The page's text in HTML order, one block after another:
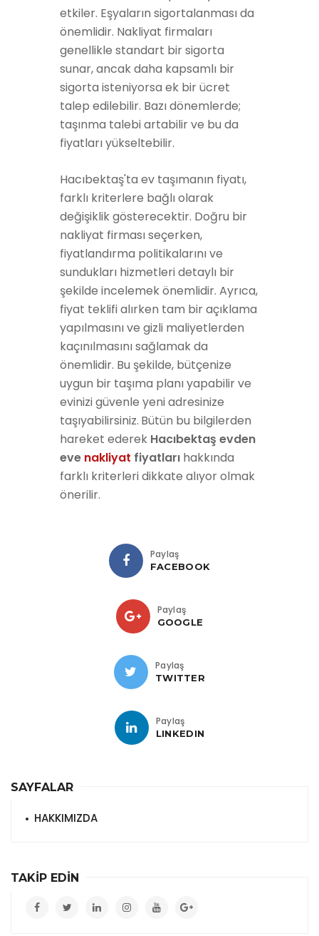
etkiler. Eşyaların sigortalanması da
önemlidir. Nakliyat firmaları
genellikle standart bir sigorta
sunar, ancak daha kapsamlı bir
sigorta isteniyorsa ek bir ücret
talep edilebilir. Bazı dönemlerde;
taşınma talebi artabilir ve bu da
fiyatları yükseltebilir.
Hacıbektaş'ta ev taşımanın fiyatı,
farklı kriterlere bağlı olarak
değişiklik gösterecektir. Doğru bir
nakliyat firması seçerken,
fiyatlandırma politikalarını ve
sundukları hizmetleri detaylı bir
şekilde incelemek önemlidir. Ayrıca,
fiyat teklifi alırken tam bir açıklama
yapılmasını ve gizli maliyetlerden
kaçınılmasını sağlamak da
önemlidir. Bu şekilde, bütçenize
uygun bir taşıma planı yapabilir ve
evinizi güvenle yeni adresinize
taşıyabilirsiniz. Bütün bu bilgilerden
hareket ederek Hacıbektaş evden
eve nakliyat fiyatları hakkında
farklı kriterleri dikkate alıyor olmak
önerilir.
Paylaş
FACEBOOK
Paylaş
GOOGLE
Paylaş
TWITTER
Paylaş
LINKEDIN
SAYFALAR
HAKKIMIZDA
TAKİP EDİN